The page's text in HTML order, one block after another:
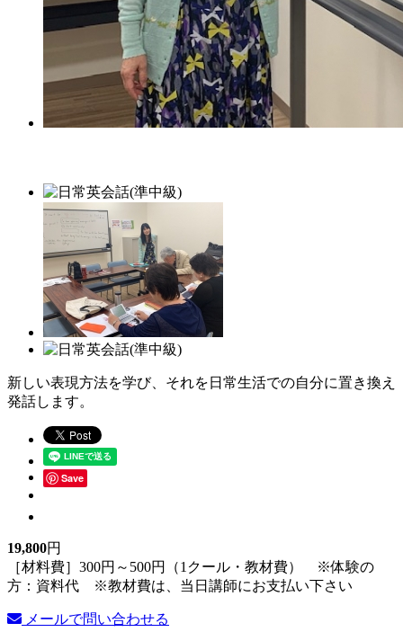
新しい表現方法を学び、それを日常生活での自分に置き換え
発話します。
Save
19,800円
［材料費］300円～500円（1クール・教材費） ※体験の
方：資料代 ※教材費は、当日講師にお支払い下さい
メールで問い合わせる